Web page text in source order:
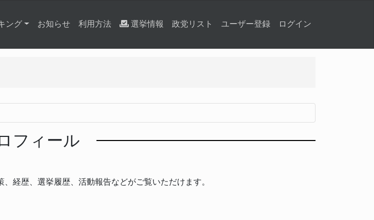
ング お知らせ 利用方法 選挙情報 政党リスト ユーザー登録 ログイン
フィール
経歴、選挙履歴、活動報告などがご覧いただけます。